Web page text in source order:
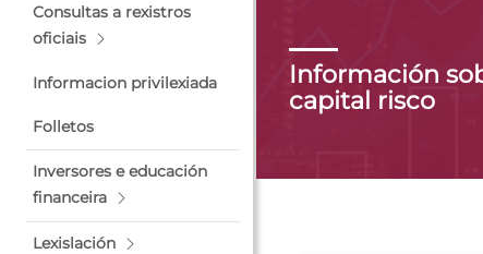
Consultas a rexistros
oficiais
Informacion privilexiada
Folletos
Inversores e educación
financeira
Lexislación
Información
capital risco